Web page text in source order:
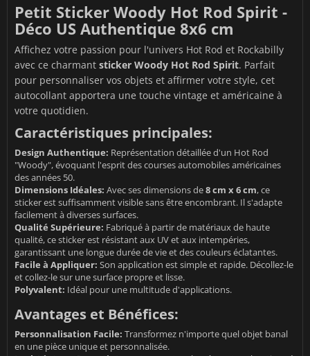
Petit Sticker Woody Hot Rod Spirit -
Déco US Authentique 8x6 cm
Affichez votre passion pour l'univers Hot Rod et Rockabilly
avec ce charmant sticker Woody Hot Rod Spirit. Parfait
pour personnaliser vos objets et affirmer votre style, cet
autocollant apportera une touche vintage et américaine à
votre quotidien.
Caractéristiques principales:
Design Authentique: Représentation détaillée d'un Hot Rod
"Woody", évoquant l'esprit des courses automobiles américaines
des années 50.
Dimensions Idéales: Avec ses dimensions de8 cm x 6 cm, ce
sticker est suffisamment visible sans être encombrant. Il s'adapte
facilement à diverses surfaces.
Qualité Supérieure: Fabriqué à partir de matériaux de haute
qualité, ce sticker est résistant aux UV et aux intempéries,
garantissant une longue durée de vie et des couleurs éclatantes.
Facile à Appliquer: Son application est simple et rapide. Décollez-le
et collez-le sur une surface propre et lisse.
Polyvalent: Idéal pour une multitude d'applications.
Avantages et Bénéfices:
Personnalisation Facile: Transformez n'importe quel objet banal
en une pièce unique et personnalisée.